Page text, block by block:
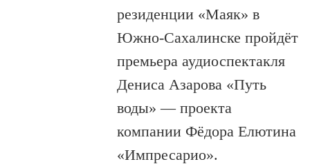
резиденции «Маяк» в
Южно-Сахалинске пройдёт
премьера аудиоспектакля
Дениса Азарова «Путь
воды» — проекта
компании Фёдора Елютина
«Импресарио».